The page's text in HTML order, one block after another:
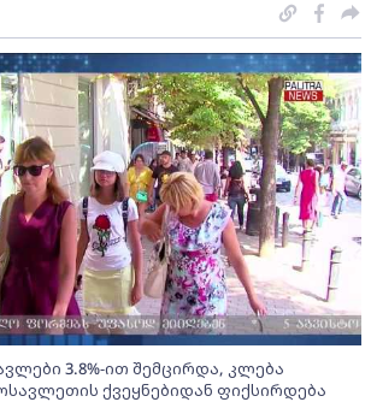
3.8%-ით შემცირდა, კლება
ქვეყნებიდან ფიქსირდება